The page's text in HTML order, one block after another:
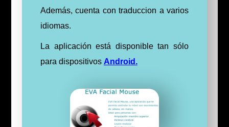
Además, cuenta con traduccion a varios
idiomas.
La aplicación está disponible tan sólo
para dispositivos Android.